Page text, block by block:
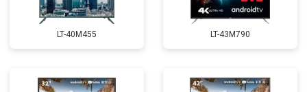
LT-40M455 LT-43M790